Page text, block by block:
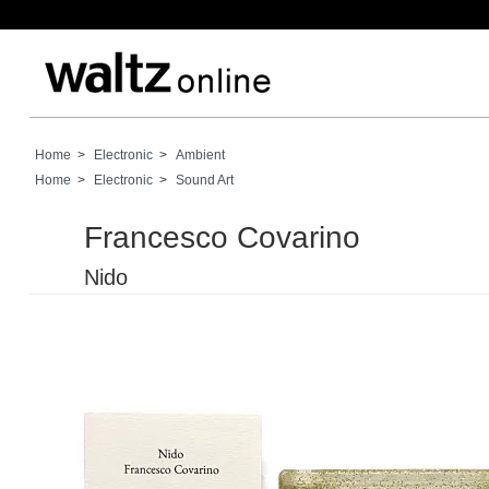
Home > Electronic > Ambient
Home > Electronic > Sound Art
Francesco Covarino
Nido